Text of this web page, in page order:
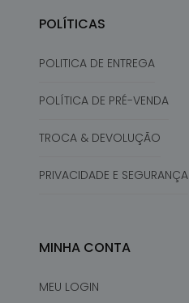
POLÍTICAS
POLITICA DE ENTREGA
POLÍTICA DE PRÉ-VENDA
TROCA & DEVOLUÇÃO
PRIVACIDADE E SEGURANÇA
MINHA CONTA
MEU LOGIN